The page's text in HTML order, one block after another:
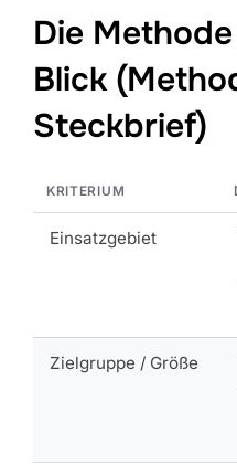
Die
Blick
Steckbrief)
KRITERIUM
Einsatzgebiet
Zielgruppe / Größe